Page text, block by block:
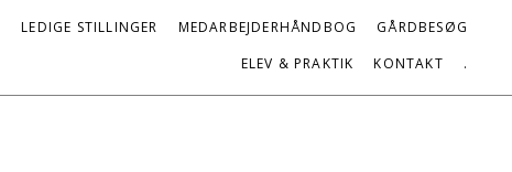
LEDIGE STILLINGER MEDARBEJDERHÅNDBOG
GÅRDBESØG
ELEV & PRAKTIK
KONTAKT .